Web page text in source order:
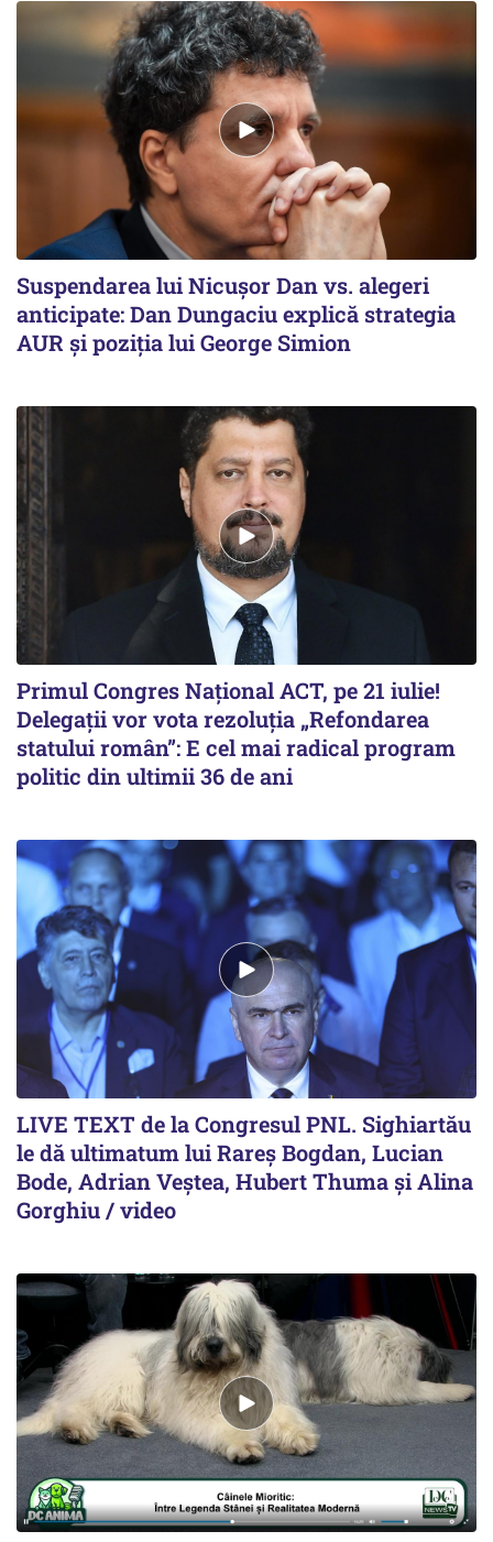
Suspendarea lui Nicușor Dan vs. alegeri
anticipate: Dan Dungaciu explică strategia
AUR și poziția lui George Simion
Primul Congres Național ACT, pe 21 iulie!
Delegații vor vota rezoluția „Refondarea
statului român”: E cel mai radical program
politic din ultimii 36 de ani
LIVE TEXT de la Congresul PNL. Sighiartău
le dă ultimatum lui Rareș Bogdan, Lucian
Bode, Adrian Veștea, Hubert Thuma și Alina
Gorghiu / video